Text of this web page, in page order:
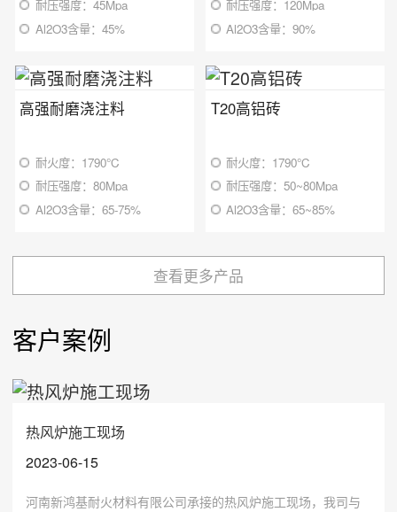
耐压强度：45Mpa
Al2O3含量：45%
耐压强度：120Mpa
Al2O3含量：90%
高强耐磨浇注料
耐火度：1790℃
耐压强度：80Mpa
Al2O3含量：65-75%
T20高铝砖
耐火度：1790℃
耐压强度：50~80Mpa
Al2O3含量：65~85%
查看更多产品
客户案例
热风炉施工现场
2023-06-15
河南新鸿基耐火材料有限公司承接的热风炉施工现场，我司与